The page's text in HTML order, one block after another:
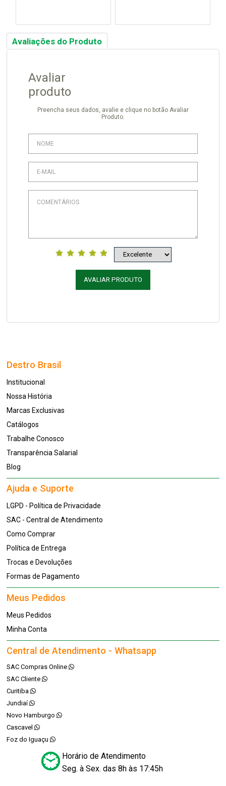
Avaliações do Produto
Avaliar
produto
Preencha seus dados, avalie e clique no botão Avaliar
Produto.
AVALIAR PRODUTO
Destro Brasil
Institucional
Nossa História
Marcas Exclusivas
Catálogos
Trabalhe Conosco
Transparência Salarial
Blog
Ajuda e Suporte
LGPD - Política de Privacidade
SAC - Central de Atendimento
Como Comprar
Política de Entrega
Trocas e Devoluções
Formas de Pagamento
Meus Pedidos
Meus Pedidos
Minha Conta
Central de Atendimento - Whatsapp
SAC Compras Online
SAC Cliente
Curitiba
Jundiaí
Novo Hamburgo
Cascavel
Foz do Iguaçu
Horário de Atendimento
Seg. à Sex. das 8h às 17:45h